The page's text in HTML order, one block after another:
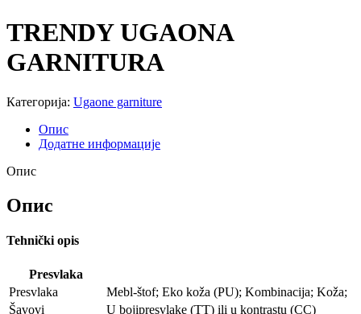
TRENDY UGAONA
GARNITURA
Категорија: Ugaone garniture
Опис
Додатне информације
Опис
Опис
Tehnički opis
Presvlaka
Presvlaka
Mebl-štof; Eko koža (PU); Kombinacija; Koža;
Šavovi
U bojipresvlake (TT) ili u kontrastu (CC)